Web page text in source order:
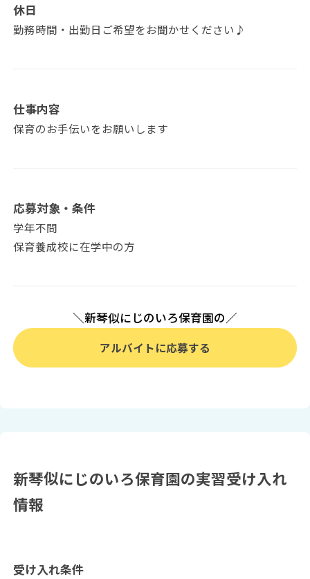
休日
勤務時間・出勤日ご希望をお聞かせください♪
仕事内容
保育のお手伝いをお願いします
応募対象・条件
学年不問
保育養成校に在学中の方
＼新琴似にじのいろ保育園の／
アルバイトに応募する
新琴似にじのいろ保育園の実習受け入れ
情報
受け入れ条件